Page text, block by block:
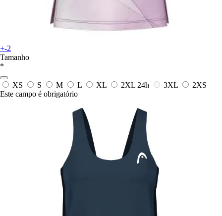
+-2
Tamanho
*
XS S M L XL 2XL 24h 3XL
2XS
Este campo é obrigatório